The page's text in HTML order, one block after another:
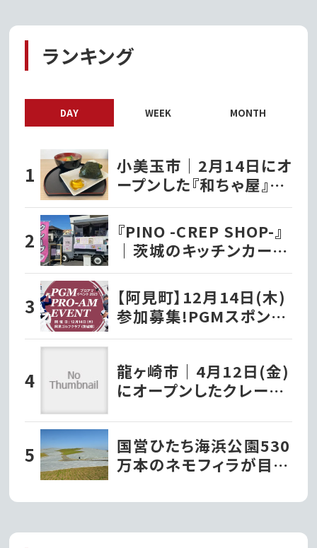
ランキング
DAY WEEK MONTH
小美玉市｜2月14日にオ
ープンした『和ちゃ屋』で
おにぎり味噌汁セットを
いただきました!!
『PINO -CREP SHOP-』
｜茨城のキッチンカー巡
り
【阿見町】12月14日(木)
参加募集!PGMスポンサ
ーシップ契約プロが出演
ント2023』を開催!!
龍ヶ崎市｜4月12日(金)
にオープンしたクレープ
堪能するパリッとモチモ
チの極上チョコバナナク
レープ!!
国営ひたち海浜公園530
万本のネモフィラが目覚
だけの青の絨毯